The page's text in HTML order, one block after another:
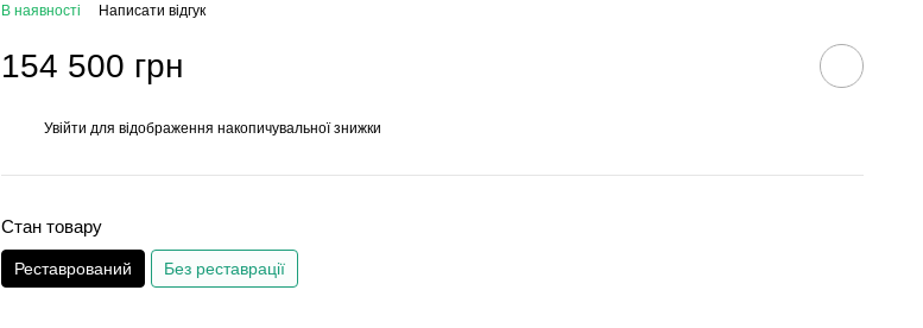
В наявності Написати відгук
154 500 грн
Увійти для відображення накопичувальної знижки
Стан товару
Реставрований Без реставрації